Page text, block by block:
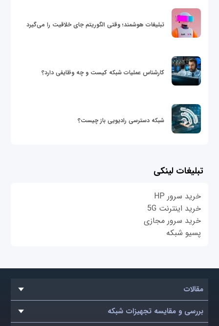
تبلیغات هوشمند؛ وقتی الگوریتم جای خلاقیت را می‌گیرد
کارشناس عملیات شبکه کیست و چه وظایفی دارد؟
شبکه دسترسی رادیویی باز چیست؟
تبلیغات لینکی
خرید سرور HP
خرید اینترنت 5G
خرید سرور مجازی
پسیو شبکه
مقالات
بررسی و مقایسه تجهیزات شبکه